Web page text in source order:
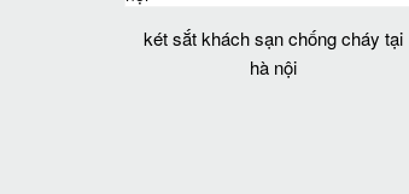
két sắt khách sạn chống cháy tại
hà nội